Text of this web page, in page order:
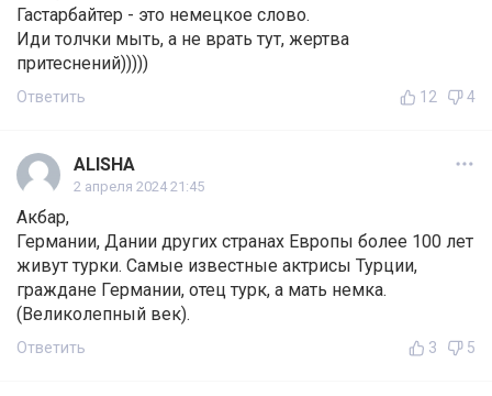
Гастарбайтер - это немецкое слово.
Иди толчки мыть, а не врать тут, жертва
притеснений)))))
Ответить 12 4
ALISHA
2 апреля 2024 21:45
Акбар,
Германии, Дании других странах Европы более 100 лет
живут турки. Самые известные актрисы Турции,
граждане Германии, отец турк, а мать немка.
(Великолепный век).
Ответить 3 5